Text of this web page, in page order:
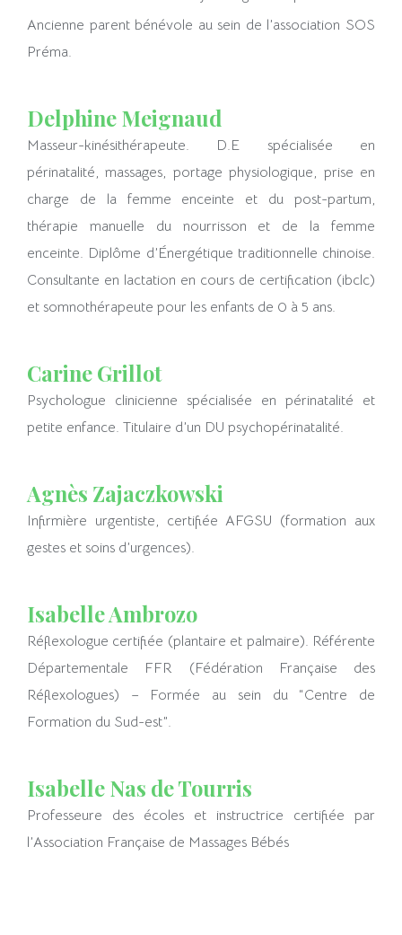
Ancienne parent bénévole au sein de l’association SOS
Préma.
Delphine Meignaud
Masseur-kinésithérapeute. D.E spécialisée en
périnatalité, massages, portage physiologique, prise en
charge de la femme enceinte et du post-partum,
thérapie manuelle du nourrisson et de la femme
enceinte. Diplôme d’Énergétique traditionnelle chinoise.
Consultante en lactation en cours de certification (ibclc)
et somnothérapeute pour les enfants de 0 à 5 ans.
Carine Grillot
Psychologue clinicienne spécialisée en périnatalité et
petite enfance. Titulaire d’un DU psychopérinatalité.
Agnès Zajaczkowski
Infirmière urgentiste, certifiée AFGSU (formation aux
gestes et soins d’urgences).
Isabelle Ambrozo
Réflexologue certifiée (plantaire et palmaire). Référente
Départementale FFR (Fédération Française des
Réflexologues) – Formée au sein du “Centre de
Formation du Sud-est”.
Isabelle Nas de Tourris
Professeure des écoles et instructrice certifiée par
l’Association Française de Massages Bébés